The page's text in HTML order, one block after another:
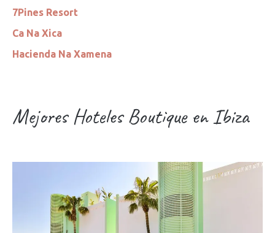
7Pines Resort
Ca Na Xica
Hacienda Na Xamena
Mejores Hoteles Boutique en Ibiza